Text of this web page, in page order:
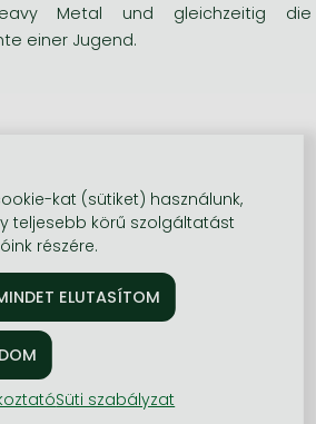
Metal und gleichzeitig die
einer Jugend.
kat (sütiket) használunk,
teljesebb körű szolgáltatást
részére.
Süti szabályzat